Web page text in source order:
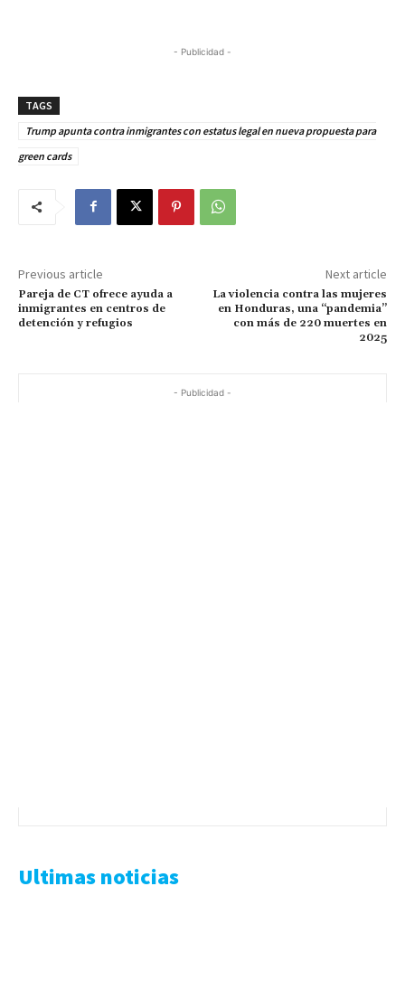
- Publicidad -
TAGS
Trump apunta contra inmigrantes con estatus legal en nueva propuesta para
green cards
Previous article
Pareja de CT ofrece ayuda a
inmigrantes en centros de
detención y refugios
Next article
La violencia contra las mujeres
en Honduras, una “pandemia”
con más de 220 muertes en
2025
- Publicidad -
Ultimas noticias